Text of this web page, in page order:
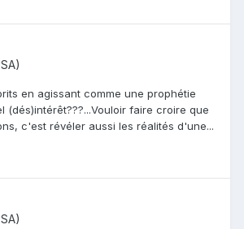
en agissant comme une prophétie
faire croire que
c'est révéler aussi les réalités d'une...